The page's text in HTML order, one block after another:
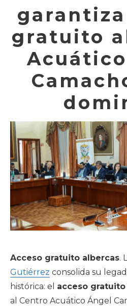
gratuito
Acceso gratuito albercas.
Gutiérrez consolida su
histórica: el acceso
al Centro Acuático Ángel